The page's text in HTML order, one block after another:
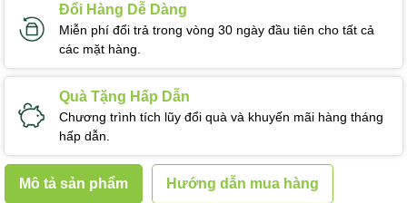
Đổi Hàng Dễ Dàng
Miễn phí đổi trả trong vòng 30 ngày đầu tiên cho tất cả
các mặt hàng.
Quà Tặng Hấp Dẫn
Chương trình tích lũy đổi quà và khuyến mãi hàng tháng
hấp dẫn.
Mô tả sản phẩm Hướng dẫn mua hàng